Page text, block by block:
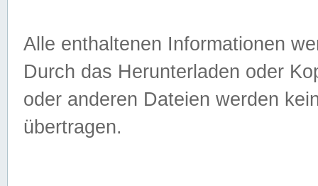
Alle enthaltenen Informationen
Durch das Herunterladen oder
oder anderen Dateien werden
übertragen.